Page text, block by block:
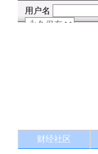
财经社区